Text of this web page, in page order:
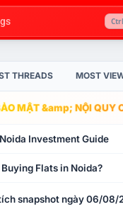
THREADS MOST
MẬT &amp; NỘI QUY
Investment Guide
Buying Flats in Noida?
snapshot ngày 06/08/